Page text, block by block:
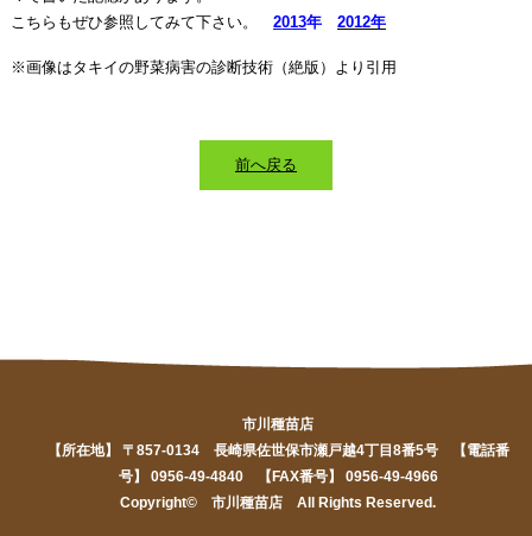
こちらもぜひ参照してみて下さい。 2013年 2012年
※画像はタキイの野菜病害の診断技術（絶版）より引用
前へ戻る
市川種苗店
【所在地】 〒857-0134 長崎県佐世保市瀬戸越4丁目8番5号 【電話番
号】 0956-49-4840 【FAX番号】 0956-49-4966
Copyright© 市川種苗店 All Rights Reserved.